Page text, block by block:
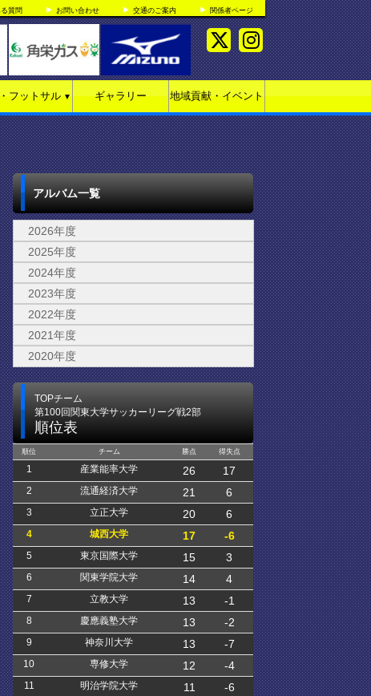
質問 お問い合わせ 交通のご案内 関係者ページ
フットサル▼ ギャラリー 地域貢献・イベント
アルバム一覧
2026年度
2025年度
2024年度
2023年度
2022年度
2021年度
2020年度
TOPチーム
第100回関東大学サッカーリーグ戦2部
順位表
順位 チーム 勝点 得失点
1 産業能率大学 26 17
2 流通経済大学 21 6
3 立正大学 20 6
4 城西大学 17 -6
5 東京国際大学 15 3
6 関東学院大学 14 4
7 立教大学 13 -1
8 慶應義塾大学 13 -2
9 神奈川大学 13 -7
10 専修大学 12 -4
11 明治学院大学 11 -6